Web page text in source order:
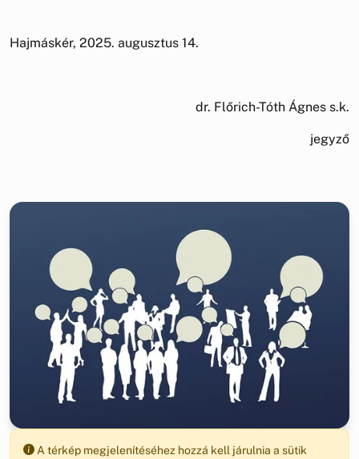
Hajmáskér, 2025. augusztus 14.
dr. Flőrich-Tóth Ágnes s.k.
jegyző
A térkép megjelenítéséhez hozzá kell járulnia a sütik